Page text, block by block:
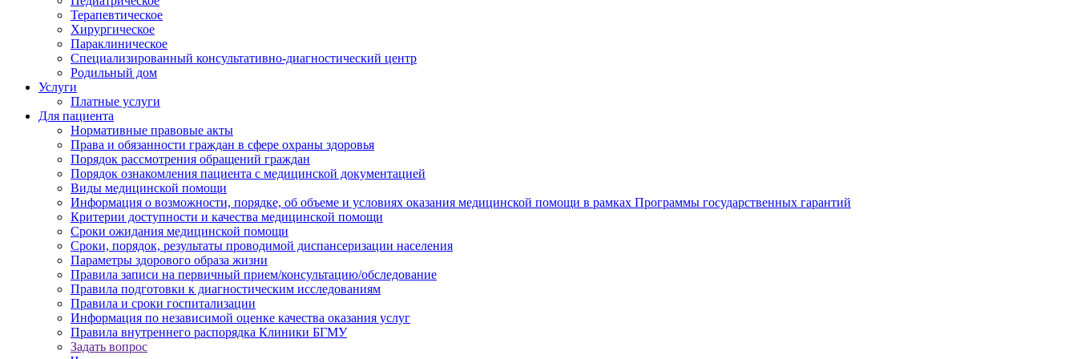
Терапевтическое
Хирургическое
Параклиническое
Специализированный консультативно-диагностический центр
Родильный дом
Услуги
Платные услуги
Для пациента
Нормативные правовые акты
Права и обязанности граждан в сфере охраны здоровья
Порядок рассмотрения обращений граждан
Порядок ознакомления пациента с медицинской документацией
Виды медицинской помощи
Информация о возможности, порядке, об объеме и условиях оказания медицинской помощи в рамках Программы государственных гарантий
Критерии доступности и качества медицинской помощи
Сроки ожидания медицинской помощи
Сроки, порядок, результаты проводимой диспансеризации населения
Параметры здорового образа жизни
Правила записи на первичный прием/консультацию/обследование
Правила подготовки к диагностическим исследованиям
Правила и сроки госпитализации
Информация по независимой оценке качества оказания услуг
Правила внутреннего распорядка Клиники БГМУ
Задать вопрос